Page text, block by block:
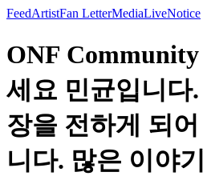
FeedArtistFan LetterMediaLiveNotice
ONF
세요 민균입니다
장을 전하게 되
니다. 많은 이야